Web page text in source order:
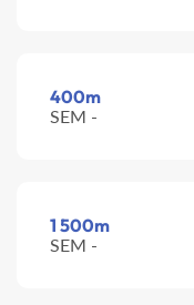
400m
SEM -
1 500m
SEM -